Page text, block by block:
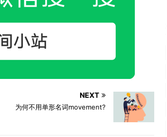
NEXT
为何不用单形名词movement?